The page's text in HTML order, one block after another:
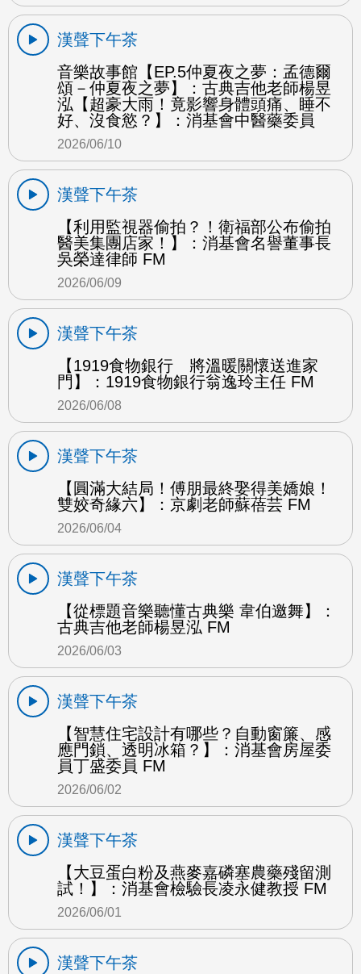
漢聲下午茶
音樂故事館【EP.5仲夏夜之夢：孟德爾
頌－仲夏夜之夢】：古典吉他老師楊昱
泓【超豪大雨！竟影響身體頭痛、睡不
好、沒食慾？】：消基會中醫藥委員
2026/06/10
漢聲下午茶
【利用監視器偷拍？！衛福部公布偷拍
醫美集團店家！】：消基會名譽董事長
吳榮達律師 FM
2026/06/09
漢聲下午茶
【1919食物銀行 將溫暖關懷送進家
門】：1919食物銀行翁逸玲主任 FM
2026/06/08
漢聲下午茶
【圓滿大結局！傅朋最終娶得美嬌娘！
雙姣奇緣六】：京劇老師蘇蓓芸 FM
2026/06/04
漢聲下午茶
【從標題音樂聽懂古典樂 韋伯邀舞】：
古典吉他老師楊昱泓 FM
2026/06/03
漢聲下午茶
【智慧住宅設計有哪些？自動窗簾、感
應門鎖、透明冰箱？】：消基會房屋委
員丁盛委員 FM
2026/06/02
漢聲下午茶
【大豆蛋白粉及燕麥嘉磷塞農藥殘留測
試！】：消基會檢驗長凌永健教授 FM
2026/06/01
漢聲下午茶